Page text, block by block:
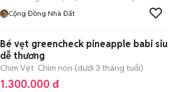
Cộng Đồng Nhà Đất
Bé vẹt greencheck pineapple babi siu
dễ thương
Chim Vẹt Chim non (dưới 3 tháng tuổi)
1.300.000 đ